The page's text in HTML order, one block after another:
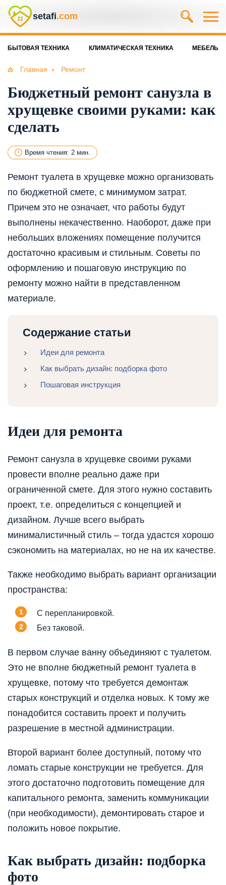
setafi.com
БЫТОВАЯ ТЕХНИКА КЛИМАТИЧЕСКАЯ ТЕХНИКА МЕБЕЛЬ
Главная Ремонт
Бюджетный ремонт санузла в
хрущевке своими руками: как
сделать
Время чтения: 2 мин.
Ремонт туалета в хрущевке можно организовать
по бюджетной смете, с минимумом затрат.
Причем это не означает, что работы будут
выполнены некачественно. Наоборот, даже при
небольших вложениях помещение получится
достаточно красивым и стильным. Советы по
оформлению и пошаговую инструкцию по
ремонту можно найти в представленном
материале.
Содержание статьи
Идеи для ремонта
Как выбрать дизайн: подборка фото
Пошаговая инструкция
Идеи для ремонта
Ремонт санузла в хрущевке своими руками
провести вполне реально даже при
ограниченной смете. Для этого нужно составить
проект, т.е. определиться с концепцией и
дизайном. Лучше всего выбрать
минималистичный стиль – тогда удастся хорошо
сэкономить на материалах, но не на их качестве.
Также необходимо выбрать вариант организации
пространства:
С перепланировкой.
Без таковой.
В первом случае ванну объединяют с туалетом.
Это не вполне бюджетный ремонт туалета в
хрущевке, потому что требуется демонтаж
старых конструкций и отделка новых. К тому же
понадобится составить проект и получить
разрешение в местной администрации.
Второй вариант более доступный, потому что
ломать старые конструкции не требуется. Для
этого достаточно подготовить помещение для
капитального ремонта, заменить коммуникации
(при необходимости), демонтировать старое и
положить новое покрытие.
Как выбрать дизайн: подборка
фото